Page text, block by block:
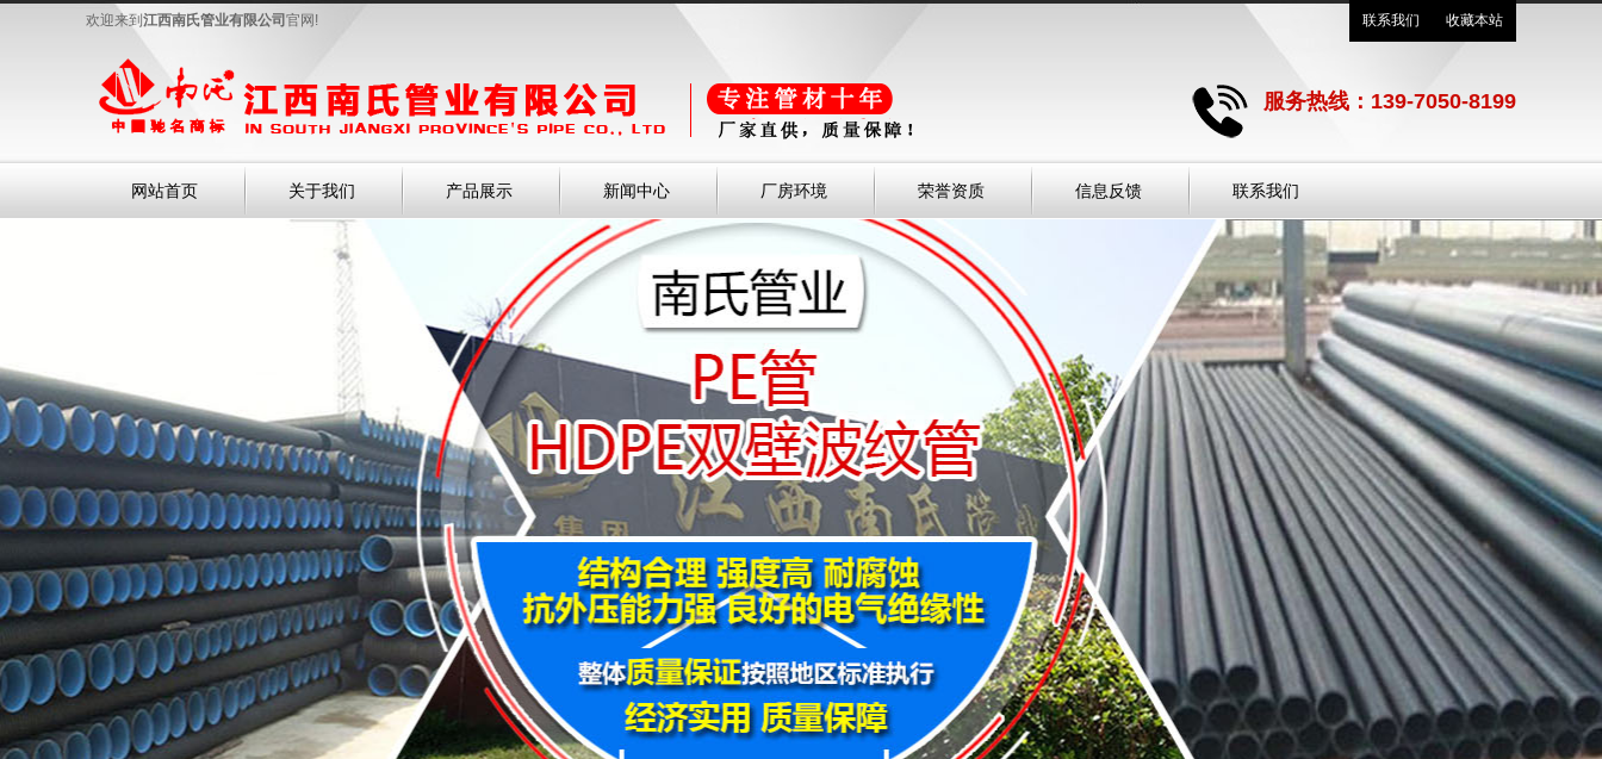
联系我们 收藏本站
欢迎来到 江西南氏管业有限公司 官网!
服务热线：139-7050-8199
网站首页 关于我们 产品展示 新闻中心 厂房环境 荣誉资质 信息反馈 联系我们